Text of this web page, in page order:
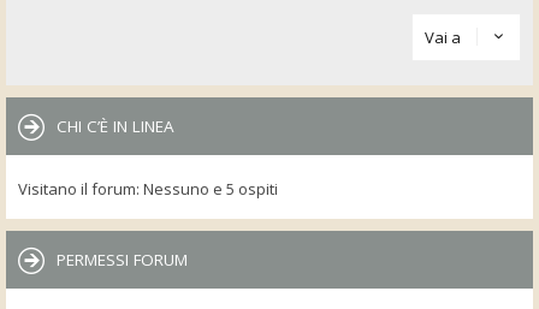
Vai a
CHI C’È IN LINEA
Visitano il forum: Nessuno e 5 ospiti
PERMESSI FORUM